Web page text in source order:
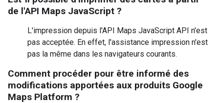
de l'API Maps JavaScript ?
L'impression depuis l'API Maps JavaScript API n'est
pas acceptée. En effet, l'assistance impression n'est
pas la même dans les navigateurs courants.
Comment procéder pour être informé des
modifications apportées aux produits Google
Maps Platform ?